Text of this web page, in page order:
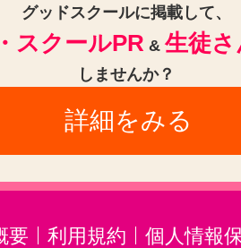
)(8)
町田駅(8)
外
新大塚駅(8)
西新
淡路町駅(7)
蒲田
京)(7)
麹町駅(7)
京橋駅(東京)(6)
王子駅(東京)(6)
グッドスクールに掲載して、
スクールPR & 生徒
しませんか？
詳細をみる
要 利用規約 個人情報